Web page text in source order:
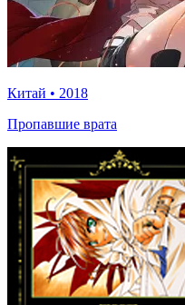
Китай • 2018
Пропавшие врата